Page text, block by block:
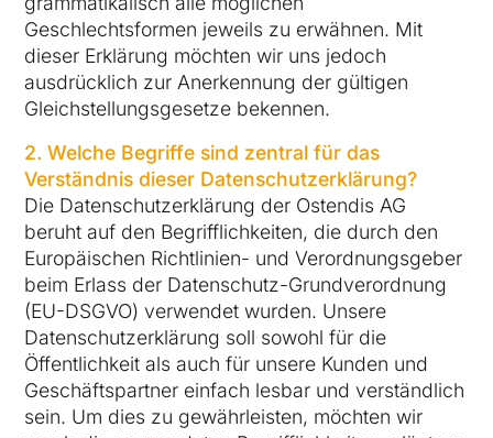
Geschlechtsformen jeweils zu erwähnen. Mit
dieser Erklärung möchten wir uns jedoch
ausdrücklich zur Anerkennung der gültigen
Gleichstellungsgesetze bekennen.
2. Welche Begriffe sind zentral für das
Verständnis dieser Datenschutzerklärung?
Die Datenschutzerklärung der Ostendis AG
beruht auf den Begrifflichkeiten, die durch den
Europäischen Richtlinien- und Verordnungsgeber
beim Erlass der Datenschutz-Grundverordnung
(EU-DSGVO) verwendet wurden. Unsere
Datenschutzerklärung soll sowohl für die
Öffentlichkeit als auch für unsere Kunden und
Geschäftspartner einfach lesbar und verständlich
sein. Um dies zu gewährleisten, möchten wir